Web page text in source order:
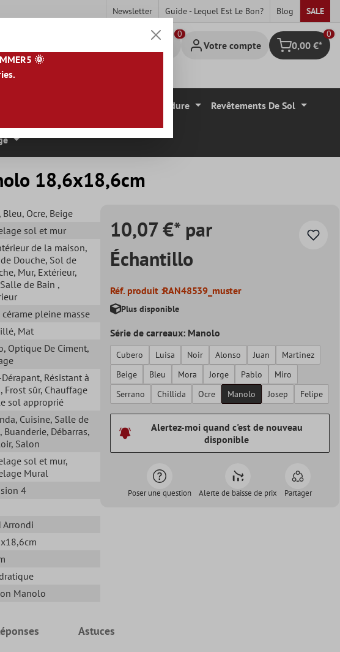
Newsletter Guide - Lequel Est Le Bon? Blog SALE
Votre compte Panier
0
0,00 €*
|HR
Carrelage Mural Bordure Revêtements De Sol
18,6x18,6cm
Bleu, Ocre, Beige
sol et mur
de la maison,
Douche, Sol de
, Mur, Extérieur,
de Bain ,
cérame pleine masse
, Mat
, Optique De Ciment,
, Résistant à
, Frost sûr, Chauffage
sol approprié
, Cuisine, Salle de
, Buanderie, Débarras,
, Salon
sol et mur,
Mural
4
Arrondi
Manolo
10,07 €* par
Échantillo
Réf. produit :RAN48539_muster
Plus disponible
Série de carreaux: Manolo
Cubero Luisa Noir Alonso Juan
Martinez
Beige
Bleu Mora Jorge Pablo
Miro
Serrano
Chillida Ocre Manolo Josep Felipe
Alertez-moi quand c'est de nouveau
disponible
Poser une question Alerte de baisse de prix Partager
Astuces
🌞